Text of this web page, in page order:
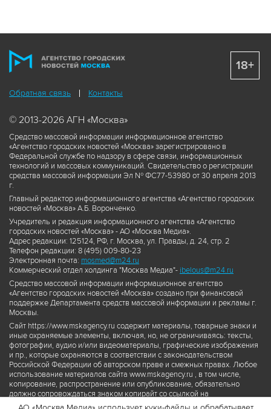
Обратная связь Контакты
© 2013-2026 АГН «Москва»
Средство массовой информации информационное агентство
«Агентство городских новостей «Москва» зарегистрировано в
Федеральной службе по надзору в сфере связи, информационных
технологий и массовых коммуникаций. Свидетельство о регистрации
средства массовой информации Эл № ФС77-53980 от 30 апреля 2013
г.
Главный редактор информационного агентства «Агентство городских
новостей «Москва» А.Б. Воронченко.
Учредитель и редакция информационного агентства «Агентство
городских новостей «Москва» - АО «Москва Медиа».
Адрес редакции: 125124, РФ, г. Москва, ул. Правды, д. 24, стр. 2
Телефон редакции: 8 (495) 009-80-23
Электронная почта: mosmed@m24.ru
Коммерческий отдел холдинга "Москва Медиа"- ibelous@m24.ru
Средство массовой информации информационное агентство
«Агентство городских новостей «Москва» создано при финансовой
поддержке Департамента средств массовой информации и рекламы г.
Москвы.
Сайт https://www.mskagency.ru содержит материалы, товарные знаки и
иные охраняемые элементы, включая, но, не ограничиваясь: тексты,
фотографии, аудио и/или видеоматериалы, графические изображения
и пр., которые охраняются в соответствии с законодательством
Российской Федерации об авторском праве и смежных правах. Любое
использование материалов сайта www.mskagency.ru , в том числе,
копирование, распространение или опубликование, обязательно
должно сопровождаться знаком копирайт со ссылкой на
правообладателя © АО «Москва Медиа», а также гиперссылкой на сайт
18+